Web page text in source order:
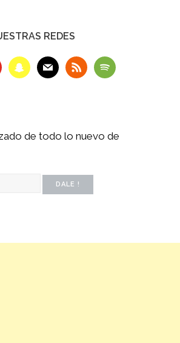
REDES
de todo lo nuevo de